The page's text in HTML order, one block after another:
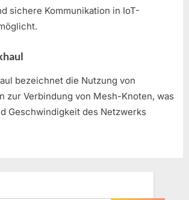
sichere Kommunikation in IoT-
bezeichnet die Nutzung von
zur Verbindung von Mesh-Knoten, was
Geschwindigkeit des Netzwerks